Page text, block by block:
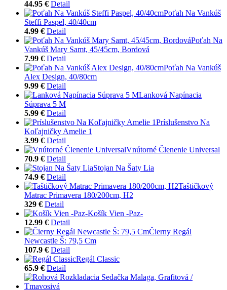
44.95 € Detail
Poťah Na Vankúš
Steffi Paspel, 40/40cm
4.99 € Detail
Poťah Na
Vankúš Mary Samt, 45/45cm, Bordová
7.99 € Detail
Poťah Na Vankúš
Alex Design, 40/80cm
9.99 € Detail
Lanková Napínacia
Súprava 5 M
5.99 € Detail
Príslušenstvo Na
Koľajničky Amelie 1
3.99 € Detail
Vnútorné Členenie Universal
70.9 € Detail
Stojan Na Šaty Lia
74.9 € Detail
Taštičkový
Matrac Primavera 180/200cm, H2
329 € Detail
Košík Vien -Paz-
12.99 € Detail
Čierny Regál
Newcastle Š: 79,5 Cm
107.9 € Detail
Regál Classic
65.9 € Detail